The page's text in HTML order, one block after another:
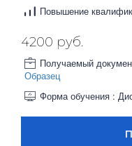
Повышение
4200 руб.
Получаемый
Образец
Форма обучения :